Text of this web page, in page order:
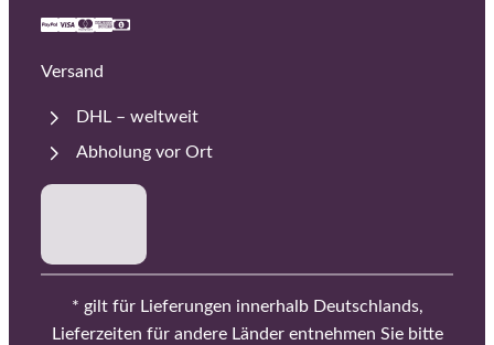
Versand
DHL – weltweit
Abholung vor Ort
* gilt für Lieferungen innerhalb Deutschlands,
Lieferzeiten für andere Länder entnehmen Sie bitte